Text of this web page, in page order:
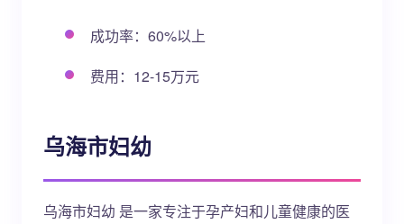
成功率：60%以上
费用：12-15万元
乌海市妇幼
乌海市妇幼 是一家专注于孕产妇和儿童健康的医